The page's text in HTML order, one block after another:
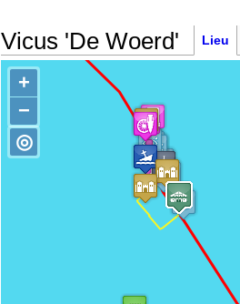
Vicus 'De Woerd' Lieu
+
−
◎